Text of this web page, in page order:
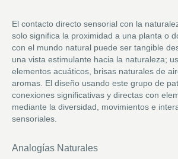
El contacto directo sensorial con la
solo significa la proximidad a una planta o
con el mundo natural puede ser tangible
una vista estimulante hacia la naturaleza;
elementos acuáticos, brisas naturales de
aromas. El diseño usando este grupo de
conexiones significativas y directas con
mediante la diversidad, movimientos e
sensoriales.
Analogías Naturales